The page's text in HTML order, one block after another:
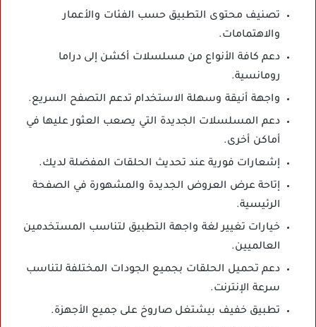
تصنيف محتوى التطبيق حسب الفئات والأعمار
والاهتمامات.
دعم كافة الأنواع من مسلسلات أكشن إلى دراما
رومانسية.
واجهة أنيقة وسهلة الاستخدام تدعم التصفح السريع.
دعم المسلسلات الجديدة التي يصعب العثور عليها في
أماكن أخرى.
إشعارات فورية عند تحديث الحلقات المفضلة لديك.
إتاحة عرض العروض الجديدة والمشهورة في الصفحة
الرئيسية.
خيارات تغيير لغة واجهة التطبيق لتناسب المستخدمين
العالميين.
دعم تحميل الحلقات بجميع الجودات المختلفة لتناسب
سرعة الإنترنت.
تطبيق خفيف بيشتغل صاروخ على جميع الأجهزة.